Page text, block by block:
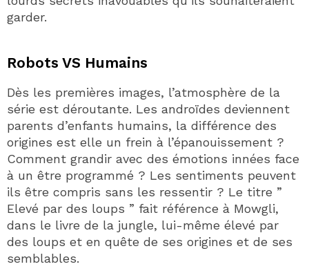
garder.
Robots VS Humains
Dès les premières images, l’atmosphère de la
série est déroutante. Les androïdes deviennent
parents d’enfants humains, la différence des
origines est elle un frein à l’épanouissement ?
Comment grandir avec des émotions innées face
à un être programmé ? Les sentiments peuvent
ils être compris sans les ressentir ? Le titre ”
Elevé par des loups ” fait référence à Mowgli,
dans le livre de la jungle, lui-même élevé par
des loups et en quête de ses origines et de ses
semblables.